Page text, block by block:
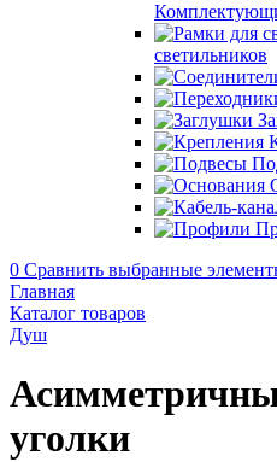
светильников
0 Сравнить выбранные
Главная
Каталог товаров
Душ
уголки